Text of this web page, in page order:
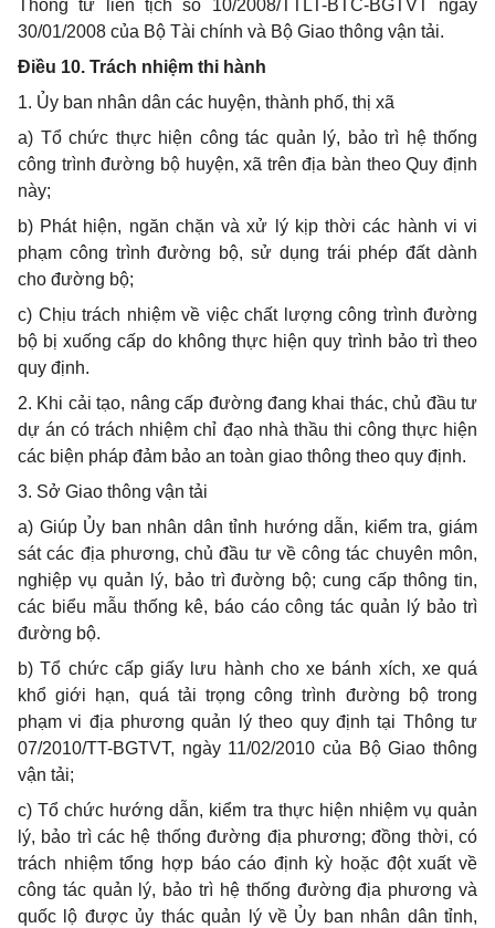
Thông tư liên tịch số 10/2008/TTLT-BTC-BGTVT ngày
30/01/2008 của Bộ Tài chính và Bộ Giao thông vận tải.
Điều 10. Trách nhiệm thi hành
1. Ủy ban nhân dân các huyện, thành phố, thị xã
a) Tổ chức thực hiện công tác quản lý, bảo trì hệ thống
công trình đường bộ huyện, xã trên địa bàn theo Quy định
này;
b) Phát hiện, ngăn chặn và xử lý kịp thời các hành vi vi
phạm công trình đường bộ, sử dụng trái phép đất dành
cho đường bộ;
c) Chịu trách nhiệm về việc chất lượng công trình đường
bộ bị xuống cấp do không thực hiện quy trình bảo trì theo
quy định.
2. Khi cải tạo, nâng cấp đường đang khai thác, chủ đầu tư
dự án có trách nhiệm chỉ đạo nhà thầu thi công thực hiện
các biện pháp đảm bảo an toàn giao thông theo quy định.
3. Sở Giao thông vận tải
a) Giúp Ủy ban nhân dân tỉnh hướng dẫn, kiểm tra, giám
sát các địa phương, chủ đầu tư về công tác chuyên môn,
nghiệp vụ quản lý, bảo trì đường bộ; cung cấp thông tin,
các biểu mẫu thống kê, báo cáo công tác quản lý bảo trì
đường bộ.
b) Tổ chức cấp giấy lưu hành cho xe bánh xích, xe quá
khổ giới hạn, quá tải trọng công trình đường bộ trong
phạm vi địa phương quản lý theo quy định tại Thông tư
07/2010/TT-BGTVT, ngày 11/02/2010 của Bộ Giao thông
vận tải;
c) Tổ chức hướng dẫn, kiểm tra thực hiện nhiệm vụ quản
lý, bảo trì các hệ thống đường địa phương; đồng thời, có
trách nhiệm tổng hợp báo cáo định kỳ hoặc đột xuất về
công tác quản lý, bảo trì hệ thống đường địa phương và
quốc lộ được ủy thác quản lý về Ủy ban nhân dân tỉnh,